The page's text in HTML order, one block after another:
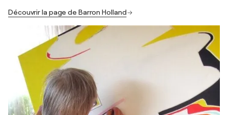
Découvrir la page de Barron Holland